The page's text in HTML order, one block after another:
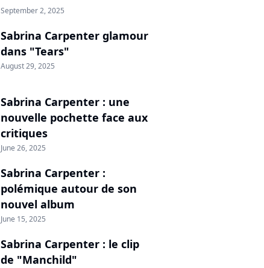
September 2, 2025
Sabrina Carpenter glamour
dans "Tears"
August 29, 2025
Sabrina Carpenter : une
nouvelle pochette face aux
critiques
June 26, 2025
Sabrina Carpenter :
polémique autour de son
nouvel album
June 15, 2025
Sabrina Carpenter : le clip
de "Manchild"